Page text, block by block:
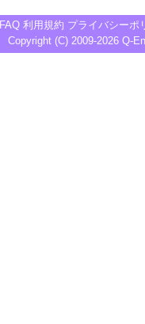
FAQ 利用規約 プライバシーポ
Copyright (C) 2009-2026 Q-